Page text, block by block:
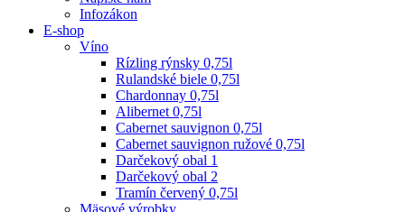
Infozákon
E-shop
Víno
Rízling rýnsky 0,75l
Rulandské biele 0,75l
Chardonnay 0,75l
Alibernet 0,75l
Cabernet sauvignon 0,75l
Cabernet sauvignon ružové 0,75l
Darčekový obal 1
Darčekový obal 2
Tramín červený 0,75l
Mäsové výrobky